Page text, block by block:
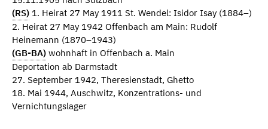
(RS) 1. Heirat 27 May 1911 St. Wendel: Isidor Isay (1884–)
2. Heirat 27 May 1942 Offenbach am Main: Rudolf
Heinemann (1870–1943)
(GB-BA) wohnhaft in Offenbach a. Main
Deportation ab Darmstadt
27. September 1942, Theresienstadt, Ghetto
18. Mai 1944, Auschwitz, Konzentrations- und
Vernichtungslager